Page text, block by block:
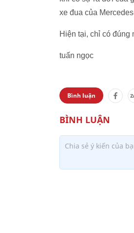
xe đua của
Hiện tại, chỉ có đúng
tuấn ngọc
Bình luận